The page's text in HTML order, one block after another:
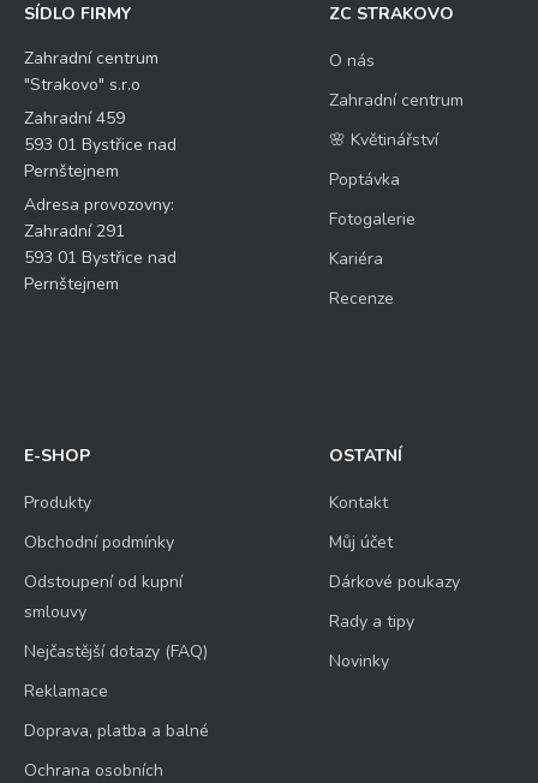
SÍDLO FIRMY
Zahradní centrum
"Strakovo" s.r.o
Zahradní 459
593 01 Bystřice nad
Pernštejnem
Adresa provozovny:
Zahradní 291
593 01 Bystřice nad
Pernštejnem
ZC STRAKOVO
O nás
Zahradní centrum
🌸 Květinářství
Poptávka
Fotogalerie
Kariéra
Recenze
E-SHOP
Produkty
Obchodní podmínky
Odstoupení od kupní
smlouvy
Nejčastější dotazy (FAQ)
Reklamace
Doprava, platba a balné
Ochrana osobních
OSTATNÍ
Kontakt
Můj účet
Dárkové poukazy
Rady a tipy
Novinky